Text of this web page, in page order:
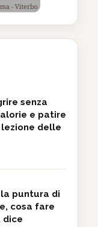
senza
e patire
delle
puntura di
cosa fare
dice